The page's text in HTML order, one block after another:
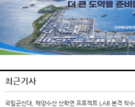
최근기사
국립군산대, 해양수산 산학연 프로젝트 LAB 본격 착수